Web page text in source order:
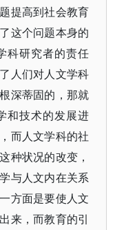
提高到社会教育
这个问题本身的
科研究者的责任
人们对人文学科
深蒂固的，那就
和技术的发展进
而人文学科的社
种状况的改变，
与人文内在关系
方面是要使人文
来，而教育的引